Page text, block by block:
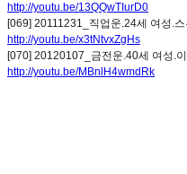
http://youtu.be/13QQwTIurD0
[069] 20111231_직업운.24세 여성.
http://youtu.be/x3tNtvxZgHs
[070] 20120107_금전운.40세 여성.
http://youtu.be/MBnlH4wmdRk